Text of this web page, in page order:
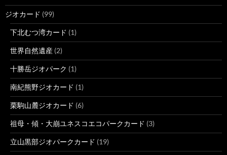
ジオカード (99)
下北むつ湾カード (1)
世界自然遺産 (2)
十勝岳ジオパーク (1)
南紀熊野ジオカード (1)
栗駒山麓ジオカード (6)
祖母・傾・大崩ユネスコエコパークカード (3)
立山黒部ジオパークカード (19)